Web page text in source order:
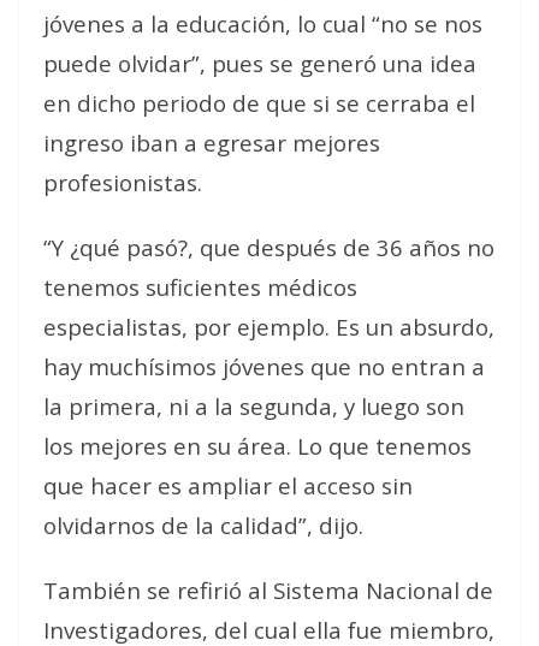
jóvenes a la educación, lo cual “no se nos
puede olvidar”, pues se generó una idea
en dicho periodo de que si se cerraba el
ingreso iban a egresar mejores
profesionistas.
“Y ¿qué pasó?, que después de 36 años no
tenemos suficientes médicos
especialistas, por ejemplo. Es un absurdo,
hay muchísimos jóvenes que no entran a
la primera, ni a la segunda, y luego son
los mejores en su área. Lo que tenemos
que hacer es ampliar el acceso sin
olvidarnos de la calidad”, dijo.
También se refirió al Sistema Nacional de
Investigadores, del cual ella fue miembro,